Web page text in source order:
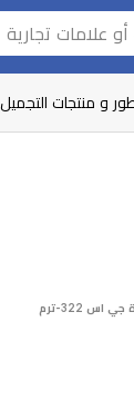
و منتجات التجميل
322-ترم